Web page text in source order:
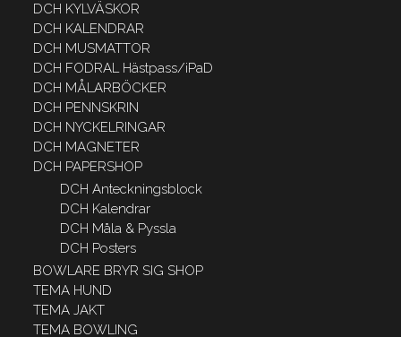
DCH KYLVÄSKOR
DCH KALENDRAR
DCH MUSMATTOR
DCH FODRAL Hästpass/iPaD
DCH MÅLARBÖCKER
DCH PENNSKRIN
DCH NYCKELRINGAR
DCH MAGNETER
DCH PAPERSHOP
DCH Anteckningsblock
DCH Kalendrar
DCH Måla & Pyssla
DCH Posters
BOWLARE BRYR SIG SHOP
TEMA HUND
TEMA JAKT
TEMA BOWLING